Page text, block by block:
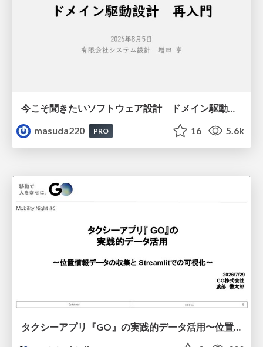
masuda220
PRO 16 5.6k
タクシーアプリ『GO』の実践的データ活用〜位置情報データの収集とStreamlitでの可視化〜